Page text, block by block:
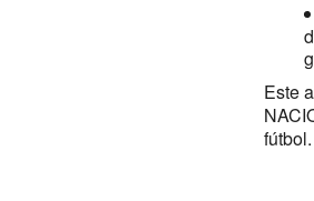
Este
fútbol.